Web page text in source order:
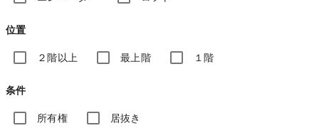
位置
２階以上 最上階 １階
条件
所有権 居抜き